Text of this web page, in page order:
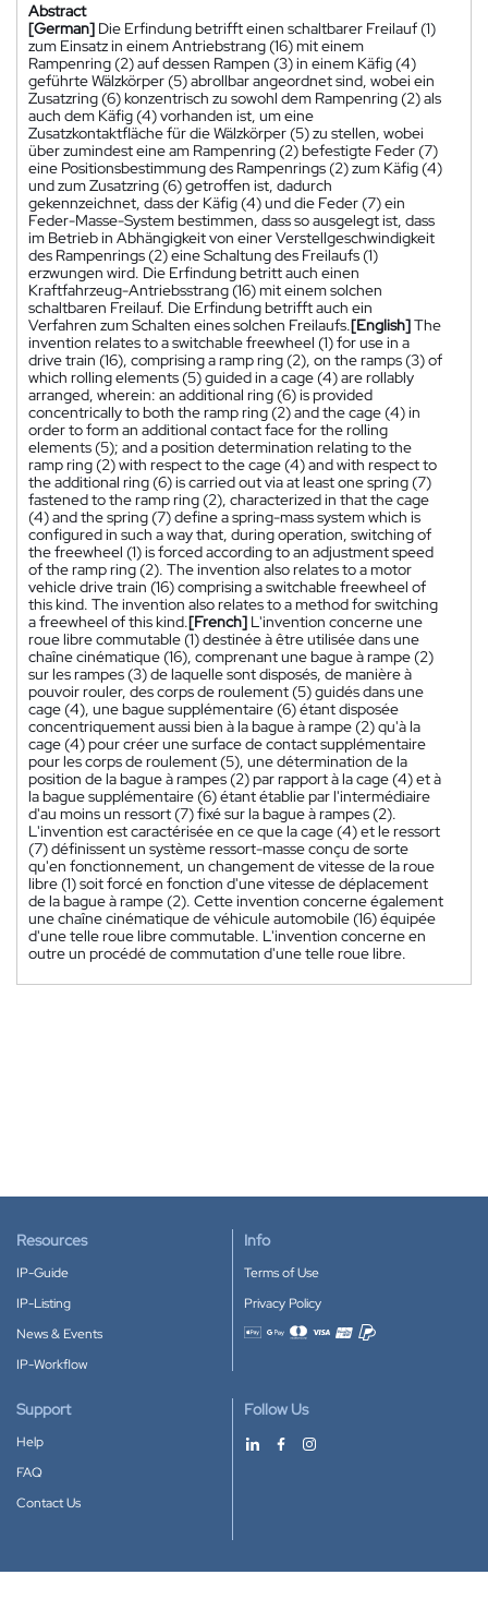
Abstract
[German] Die Erfindung betrifft einen schaltbarer Freilauf (1)
zum Einsatz in einem Antriebstrang (16) mit einem
Rampenring (2) auf dessen Rampen (3) in einem Käfig (4)
geführte Wälzkörper (5) abrollbar angeordnet sind, wobei ein
Zusatzring (6) konzentrisch zu sowohl dem Rampenring (2) als
auch dem Käfig (4) vorhanden ist, um eine
Zusatzkontaktfläche für die Wälzkörper (5) zu stellen, wobei
über zumindest eine am Rampenring (2) befestigte Feder (7)
eine Positionsbestimmung des Rampenrings (2) zum Käfig (4)
und zum Zusatzring (6) getroffen ist, dadurch
gekennzeichnet, dass der Käfig (4) und die Feder (7) ein
Feder-Masse-System bestimmen, dass so ausgelegt ist, dass
im Betrieb in Abhängigkeit von einer Verstellgeschwindigkeit
des Rampenrings (2) eine Schaltung des Freilaufs (1)
erzwungen wird. Die Erfindung betritt auch einen
Kraftfahrzeug-Antriebsstrang (16) mit einem solchen
schaltbaren Freilauf. Die Erfindung betrifft auch ein
Verfahren zum Schalten eines solchen Freilaufs.[English]The
invention relates to a switchable freewheel (1) for use in a
drive train (16), comprising a ramp ring (2), on the ramps (3) of
which rolling elements (5) guided in a cage (4) are rollably
arranged, wherein: an additional ring (6) is provided
concentrically to both the ramp ring (2) and the cage (4) in
order to form an additional contact face for the rolling
elements (5); and a position determination relating to the
ramp ring (2) with respect to the cage (4) and with respect to
the additional ring (6) is carried out via at least one spring (7)
fastened to the ramp ring (2), characterized in that the cage
(4) and the spring (7) define a spring-mass system which is
configured in such a way that, during operation, switching of
the freewheel (1) is forced according to an adjustment speed
of the ramp ring (2). The invention also relates to a motor
vehicle drive train (16) comprising a switchable freewheel of
this kind. The invention also relates to a method for switching
a freewheel of this kind.[French] L'invention concerne une
roue libre commutable (1) destinée à être utilisée dans une
chaîne cinématique (16), comprenant une bague à rampe (2)
sur les rampes (3) de laquelle sont disposés, de manière à
pouvoir rouler, des corps de roulement (5) guidés dans une
cage (4), une bague supplémentaire (6) étant disposée
concentriquement aussi bien à la bague à rampe (2) qu'à la
cage (4) pour créer une surface de contact supplémentaire
pour les corps de roulement (5), une détermination de la
position de la bague à rampes (2) par rapport à la cage (4) et à
la bague supplémentaire (6) étant établie par l'intermédiaire
d'au moins un ressort (7) fixé sur la bague à rampes (2).
L'invention est caractérisée en ce que la cage (4) et le ressort
(7) définissent un système ressort-masse conçu de sorte
qu'en fonctionnement, un changement de vitesse de la roue
libre (1) soit forcé en fonction d'une vitesse de déplacement
de la bague à rampe (2). Cette invention concerne également
une chaîne cinématique de véhicule automobile (16) équipée
d'une telle roue libre commutable. L'invention concerne en
outre un procédé de commutation d'une telle roue libre.
Resources
IP-Guide
IP-Listing
News & Events
IP-Workflow
Info
Terms of Use
Privacy Policy
Accepted payment methods
Support
Help
FAQ
Contact Us
Follow Us